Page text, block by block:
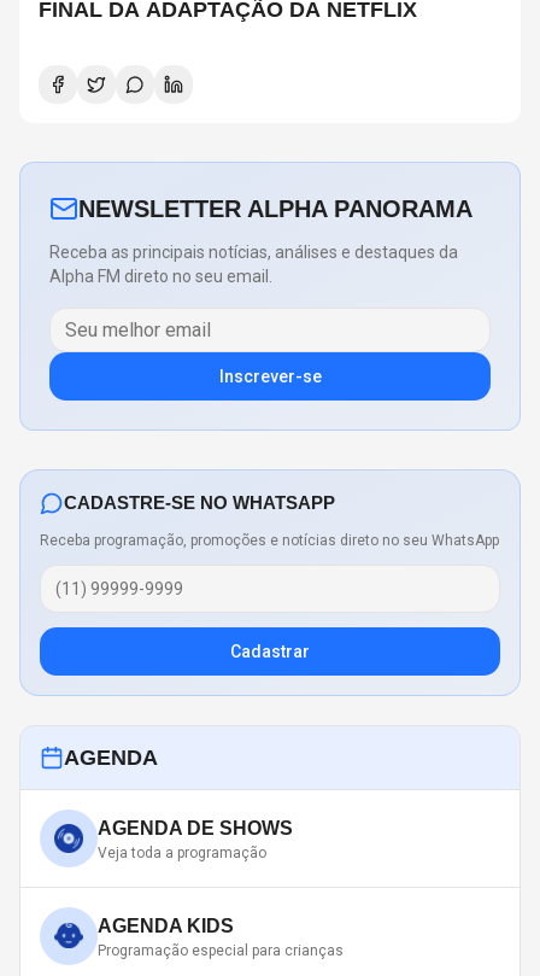
FINAL DA ADAPTAÇÃO DA NETFLIX
NEWSLETTER ALPHA PANORAMA
Receba as principais notícias, análises e destaques da
Alpha FM direto no seu email.
Inscrever-se
CADASTRE-SE NO WHATSAPP
Receba programação, promoções e notícias direto no seu WhatsApp
Cadastrar
AGENDA
AGENDA DE SHOWS
Veja toda a programação
AGENDA KIDS
Programação especial para crianças